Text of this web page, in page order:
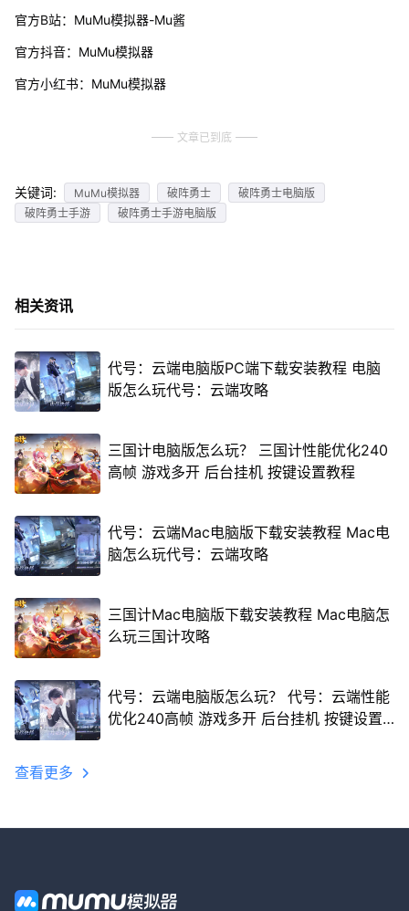
官方B站：MuMu模拟器-Mu酱
官方抖音：MuMu模拟器
官方小红书：MuMu模拟器
文章已到底
关键词: MuMu模拟器 破阵勇士
破阵勇士电脑版
破阵勇士手游
破阵勇士手游电脑版
相关资讯
代号：云端电脑版PC端下载安装教程 电脑
版怎么玩代号：云端攻略
三国计电脑版怎么玩？ 三国计性能优化240
高帧 游戏多开 后台挂机 按键设置教程
代号：云端Mac电脑版下载安装教程 Mac电
脑怎么玩代号：云端攻略
三国计Mac电脑版下载安装教程 Mac电脑怎
么玩三国计攻略
代号：云端电脑版怎么玩？ 代号：云端性能
优化240高帧 游戏多开 后台挂机 按键设置
查看更多